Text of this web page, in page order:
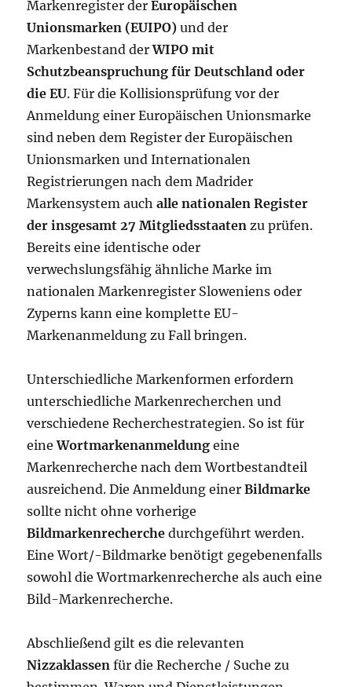
Markenregister derEuropäischen
Unionsmarken (EUIPO) und der
Markenbestand derWIPO mit
Schutzbeanspruchung für Deutschland oder
die EU. Für die Kollisionsprüfung vor der
Anmeldung einer Europäischen Unionsmarke
sind neben dem Register der Europäischen
Unionsmarken und Internationalen
Registrierungen nach dem Madrider
Markensystem auchalle nationalen Register
der insgesamt 27 Mitgliedsstaaten zu prüfen.
Bereits eine identische oder
verwechslungsfähig ähnliche Marke im
nationalen Markenregister Sloweniens oder
Zyperns kann eine komplette EU-
Markenanmeldung zu Fall bringen.
Unterschiedliche Markenformen erfordern
unterschiedliche Markenrecherchen und
verschiedene Recherchestrategien. So ist für
eineWortmarkenanmeldung eine
Markenrecherche nach dem Wortbestandteil
ausreichend. Die Anmeldung einerBildmarke
sollte nicht ohne vorherige
Bildmarkenrecherche durchgeführt werden.
Eine Wort/-Bildmarke benötigt gegebenenfalls
sowohl die Wortmarkenrecherche als auch eine
Bild-Markenrecherche.
Abschließend gilt es die relevanten
Nizzaklassenfür die Recherche / Suche zu